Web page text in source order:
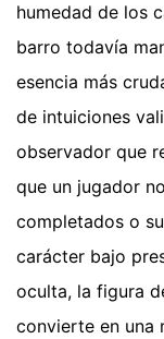
humedad de los
barro todavía
esencia más
de intuiciones
observador que
que un jugador
completados o
carácter bajo
oculta, la figura
convierte en una